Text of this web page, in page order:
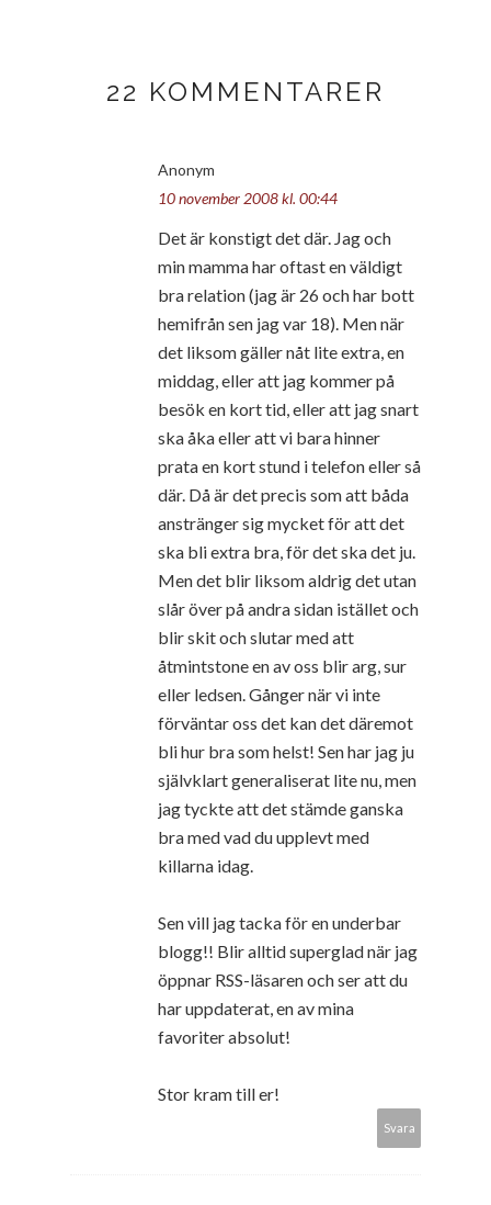
22 KOMMENTARER
Anonym
10 november 2008 kl. 00:44
Det är konstigt det där. Jag och
min mamma har oftast en väldigt
bra relation (jag är 26 och har bott
hemifrån sen jag var 18). Men när
det liksom gäller nåt lite extra, en
middag, eller att jag kommer på
besök en kort tid, eller att jag snart
ska åka eller att vi bara hinner
prata en kort stund i telefon eller så
där. Då är det precis som att båda
anstränger sig mycket för att det
ska bli extra bra, för det ska det ju.
Men det blir liksom aldrig det utan
slår över på andra sidan istället och
blir skit och slutar med att
åtmintstone en av oss blir arg, sur
eller ledsen. Gånger när vi inte
förväntar oss det kan det däremot
bli hur bra som helst! Sen har jag ju
självklart generaliserat lite nu, men
jag tyckte att det stämde ganska
bra med vad du upplevt med
killarna idag.
Sen vill jag tacka för en underbar
blogg!! Blir alltid superglad när jag
öppnar RSS-läsaren och ser att du
har uppdaterat, en av mina
favoriter absolut!
Stor kram till er!
Svara